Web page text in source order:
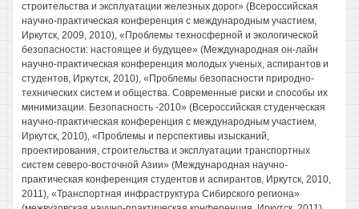
строительства и эксплуатации железных дорог» (Всероссийская
научно-практическая конференция с международным участием,
Иркутск, 2009, 2010), «Проблемы техносферной и экологической
безопасности: настоящее и будущее» (Международная он-лайн
научно-практическая конференция молодых ученых, аспирантов и
студентов, Иркутск, 2010), «Проблемы безопасности природно-
технических систем и общества. Современные риски и способы их
минимизации. Безопасность -2010» (Всероссийская студенческая
научно-практическая конференция с международным участием,
Иркутск, 2010), «Проблемы и перспективы изысканий,
проектирования, строительства и эксплуатации транспортных
систем северо-восточной Азии» (Международная научно-
практическая конференция студентов и аспирантов, Иркутск, 2010,
2011), «Транспортная инфраструктура Сибирского региона»